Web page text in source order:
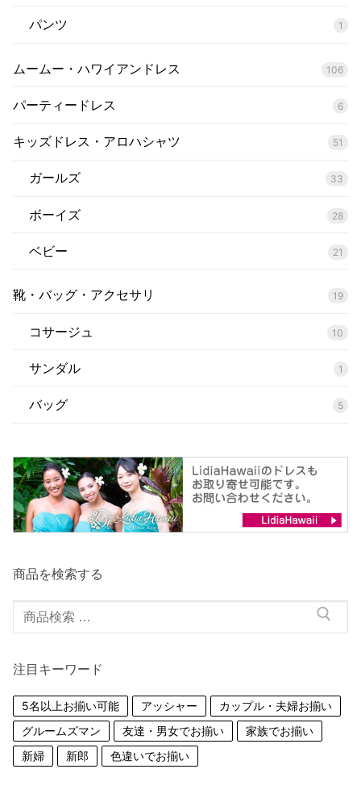
パンツ 1
ムームー・ハワイアンドレス 106
パーティードレス 6
キッズドレス・アロハシャツ 51
ガールズ 33
ボーイズ 28
ベビー 21
靴・バッグ・アクセサリ 19
コサージュ 10
サンダル 1
バッグ 5
商品を検索する
検
索
象:
注目キーワード
5名以上お揃い可能 アッシャー
カップル・夫婦お揃い
グルームズマン
友達・男女でお揃い
家族でお揃い
新婦
新郎 色違いでお揃い